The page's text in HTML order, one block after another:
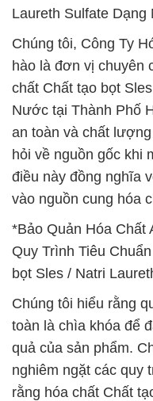
Laureth Sulfate Dạng
Chúng tôi, Công Ty
hào là đơn vị chuyên
chất Chất tạo bọt
Nước tại Thành Phố
an toàn và chất
hỏi về nguồn gốc khi
điều này đồng nghĩa
vào nguồn cung hóa
*Bảo Quản Hóa Chất
Quy Trình Tiêu
bọt Sles / Natri
Chúng tôi hiểu rằng
toàn là chìa khóa để
quả của sản phẩm.
nghiêm ngặt các quy
rằng hóa chất Chất